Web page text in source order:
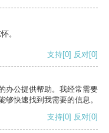
。
支持[0] 反对[0]
办公提供帮助。我经常需要
快速找到我需要的信息。
支持[0] 反对[0]